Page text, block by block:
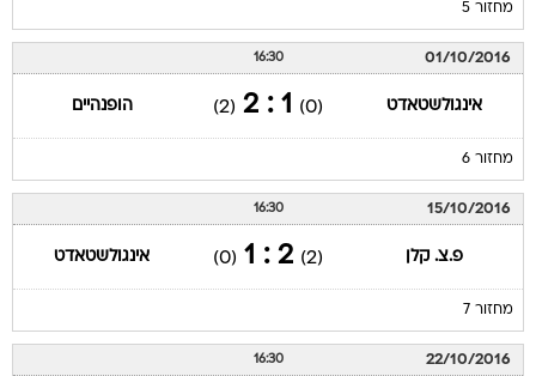
מחזור 5
01/10/2016
16:30
אינגולשטאדט (0)
1 : 2
(2) הופנהיים
מחזור 6
15/10/2016
16:30
פ.צ. קלן (2)
2 : 1
(0) אינגולשטאדט
מחזור 7
22/10/2016
16:30